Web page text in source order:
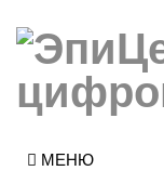
МЕНЮ